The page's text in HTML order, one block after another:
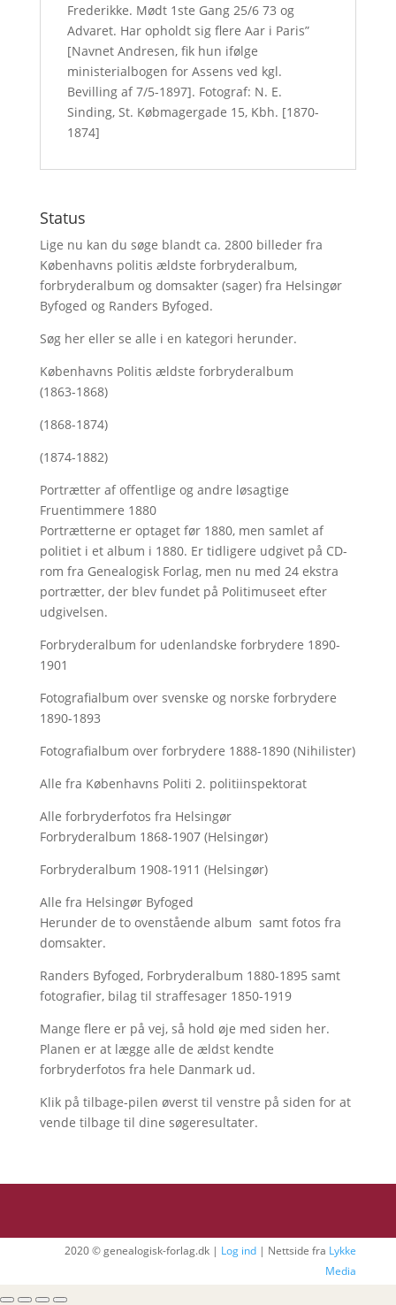
Frederikke. Mødt 1ste Gang 25/6 73 og
Advaret. Har opholdt sig flere Aar i Paris”
[Navnet Andresen, fik hun ifølge
ministerialbogen for Assens ved kgl.
Bevilling af 7/5-1897]. Fotograf: N. E.
Sinding, St. Købmagergade 15, Kbh. [1870-
1874]
Status
Lige nu kan du søge blandt ca. 2800 billeder fra
Københavns politis ældste forbryderalbum,
forbryderalbum og domsakter (sager) fra Helsingør
Byfoged og Randers Byfoged.
Søg hereller se alle i en kategori herunder.
Københavns Politis ældste forbryderalbum
(1863-1868)
(1868-1874)
(1874-1882)
Portrætter af offentlige og andre løsagtige
Fruentimmere 1880
Portrætterne er optaget før 1880, men samlet af
politiet i et album i 1880. Er tidligere udgivet på CD-
rom fra Genealogisk Forlag, men nu med 24 ekstra
portrætter, der blev fundet på Politimuseet efter
udgivelsen.
Forbryderalbum for udenlandske forbrydere 1890-
1901
Fotografialbum over svenske og norske forbrydere
1890-1893
Fotografialbum over forbrydere 1888-1890 (Nihilister)
Alle fra Københavns Politi 2. politiinspektorat
Alle forbryderfotos fra Helsingør
Forbryderalbum 1868-1907 (Helsingør)
Forbryderalbum 1908-1911 (Helsingør)
Alle fra Helsingør Byfoged
Herunder de to ovenstående album samt fotos fra
domsakter.
Randers Byfoged, Forbryderalbum 1880-1895 samt
fotografier, bilag til straffesager 1850-1919
Mange flere er på vej, så hold øje med siden her.
Planen er at lægge alle de ældst kendte
forbryderfotos fra hele Danmark ud.
Klik på tilbage-pilen øverst til venstre på siden for at
vende tilbage til dine søgeresultater.
2020 © genealogisk-forlag.dk | Log ind | Nettside fra Lykke
Media